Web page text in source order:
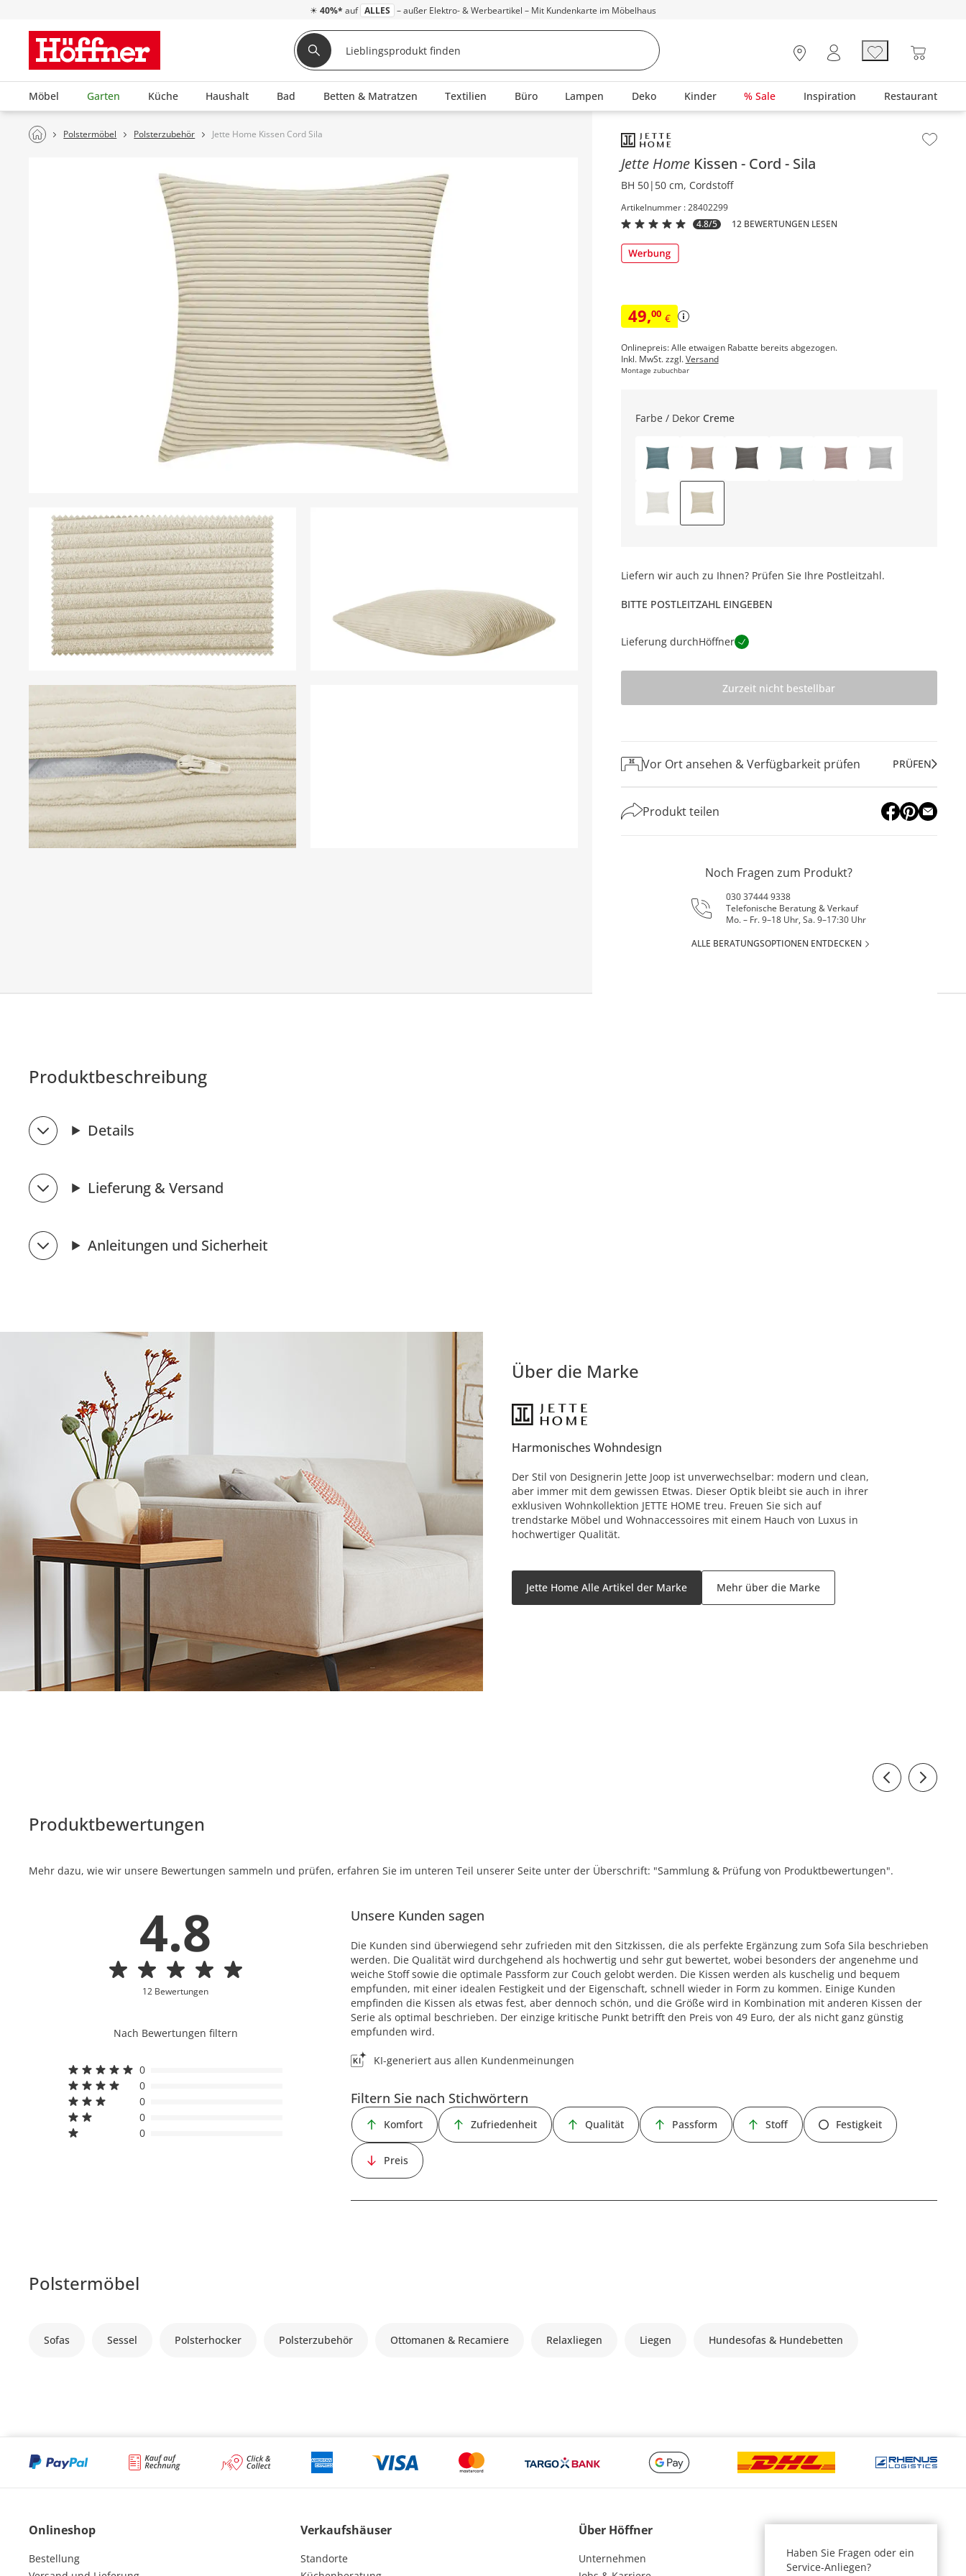
☀ 40%* auf ALLES – außer Elektro- & Werbeartikel – Mit Kundenkarte im Möbelhaus
Möbel Garten Küche Haushalt Bad Betten & Matratzen Textilien Büro Lampen Deko Kinder % Sale Inspiration Restaurant
Polstermöbel Polsterzubehör Jette Home Kissen Cord Sila Inhalt der Seitenleiste überspringen - Zum Seitenende
Jette Home Kissen Cord Sila
BH 50|50 cm, Cordstoff
Artikelnummer : 28402299
4.8/5
12 BEWERTUNGEN LESEN
49,00 €
Onlinepreis: Alle etwaigen Rabatte bereits abgezogen.
Inkl. MwSt. zzgl.Versand
Montage zubuchbar
Farbe / Dekor Creme
Liefern wir auch zu Ihnen? Prüfen Sie Ihre Postleitzahl.
BITTE POSTLEITZAHL EINGEBEN
Lieferung durchHöffner
Zurzeit nicht bestellbar
Vor Ort ansehen & Verfügbarkeit prüfen PRÜFEN
Produkt teilen
Noch Fragen zum Produkt?
030 37444 9338
Telefonische Beratung & Verkauf
Mo. – Fr. 9–18 Uhr, Sa. 9–17:30 Uhr
ALLE BERATUNGSOPTIONEN ENTDECKEN
Produktbeschreibung
Details
Lieferung & Versand
Anleitungen und Sicherheit
Über die Marke
Harmonisches Wohndesign
Der Stil von Designerin Jette Joop ist unverwechselbar: modern und clean,
aber immer mit dem gewissen Etwas. Dieser Optik bleibt sie auch in ihrer
exklusiven Wohnkollektion JETTE HOME treu. Freuen Sie sich auf
trendstarke Möbel und Wohnaccessoires mit einem Hauch von Luxus in
hochwertiger Qualität.
Jette Home Alle Artikel der Marke Mehr über die Marke
Produktbewertungen
Mehr dazu, wie wir unsere Bewertungen sammeln und prüfen, erfahren Sie im unteren Teil unserer Seite unter der Überschrift: "Sammlung & Prüfung von Produktbewertungen".
4.8
12 Bewertungen
Nach Bewertungen filtern
0
0
0
0
0
Unsere Kunden sagen
Die Kunden sind überwiegend sehr zufrieden mit den Sitzkissen, die als perfekte Ergänzung zum Sofa Sila beschrieben
werden. Die Qualität wird durchgehend als hochwertig und sehr gut bewertet, wobei besonders der angenehme und
weiche Stoff sowie die optimale Passform zur Couch gelobt werden. Die Kissen werden als kuschelig und bequem
empfunden, mit einer idealen Festigkeit und der Eigenschaft, schnell wieder in Form zu kommen. Einige Kunden
empfinden die Kissen als etwas fest, aber dennoch schön, und die Größe wird in Kombination mit anderen Kissen der
Serie als optimal beschrieben. Der einzige kritische Punkt betrifft den Preis von 49 Euro, der als nicht ganz günstig
empfunden wird.
KI-generiert aus allen Kundenmeinungen
Filtern Sie nach Stichwörtern
Komfort Zufriedenheit Qualität Passform Stoff Festigkeit
Preis
Polstermöbel
Sofas Sessel Polsterhocker Polsterzubehör Ottomanen & Recamiere Relaxliegen Liegen Hundesofas & Hundebetten
Onlineshop
Bestellung
Verkaufshäuser
Standorte
Über Höffner
Unternehmen
Haben Sie Fragen oder ein
Service-Anliegen?